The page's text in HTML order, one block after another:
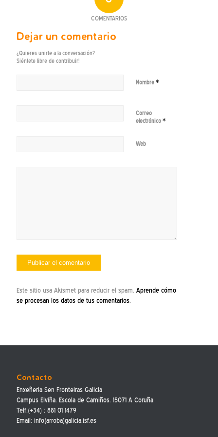
COMENTARIOS
Dejar un comentario
¿Quieres unirte a la conversación?
Siéntete libre de contribuir!
Nombre *
Correo
electrónico *
Web
Este sitio usa Akismet para reducir el spam. Aprende cómo
se procesan los datos de tus comentarios.
Contacto
Enxeñeria Sen Fronteiras Galicia
Campus Elviña. Escola de Camiños. 15071 A Coruña
Telf:(+34) : 881 01 1479
Email: info(arroba)galicia.isf.es